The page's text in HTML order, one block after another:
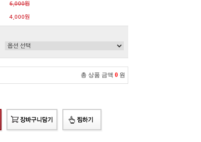
6,000원
4,000원
총 상품 금액 0 원